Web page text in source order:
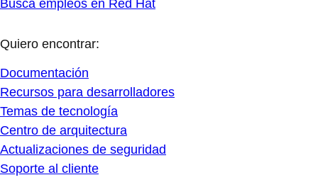
Busca empleos en Red Hat
Quiero encontrar:
Documentación
Recursos para desarrolladores
Temas de tecnología
Centro de arquitectura
Actualizaciones de seguridad
Soporte al cliente